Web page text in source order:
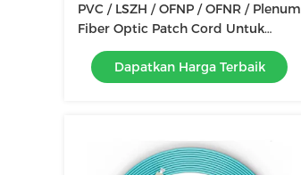
PVC / LSZH / OFNP / OFNR / Plenum
Fiber Optic Patch Cord Untuk
Kinerja Optimal
Dapatkan Harga Terbaik